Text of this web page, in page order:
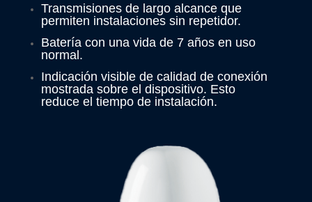
Transmisiones de largo alcance que
permiten instalaciones sin repetidor.
Batería con una vida de 7 años en uso
normal.
Indicación visible de calidad de conexión
mostrada sobre el dispositivo. Esto
reduce el tiempo de instalación.